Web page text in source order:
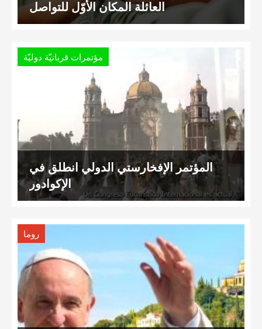
العائلة المكان الأوّل للتواصل
مؤتمرات قربانيّة دوليّة
المؤتمر الإفخارستي الدولي انطلق في
الإكوادور
روما